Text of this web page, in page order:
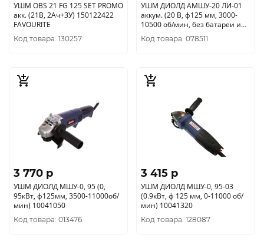
УШМ OBS 21 FG 125 SET PROMO
акк. (21В, 2Ач+ЗУ) 150122422
FAVOURITE
Код товара: 130257
УШМ ДИОЛД АМШУ-20 ЛИ-01
аккум. (20 В, ф125 мм, 3000-
10500 об/мин, без батареи и
Код товара: 078511
3 770 p
УШМ ДИОЛД МШУ-0, 95 (0,
95кВт, ф125мм, 3500-11000об/
мин) 10041050
Код товара: 013476
3 415 p
УШМ ДИОЛД МШУ-0, 95-03
(0.9кВт, ф 125 мм, 0-11000 об/
мин) 10041320
Код товара: 128087